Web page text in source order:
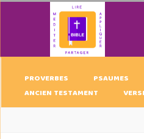
PROVERBES PSAUMES
ANCIEN TESTAMENT